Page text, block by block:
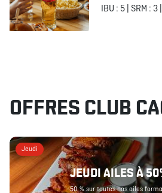
IBU : 5 | SRM : 3
OFFRES CLUB
Jeudi
JEUDI AILES À
50 % sur toutes nos ailes